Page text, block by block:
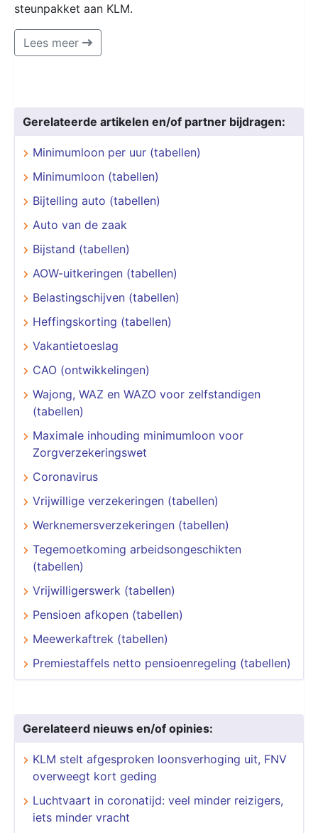
steunpakket aan KLM.
Lees meer
Gerelateerde artikelen en/of partner bijdragen:
Minimumloon per uur (tabellen)
Minimumloon (tabellen)
Bijtelling auto (tabellen)
Auto van de zaak
Bijstand (tabellen)
AOW-uitkeringen (tabellen)
Belastingschijven (tabellen)
Heffingskorting (tabellen)
Vakantietoeslag
CAO (ontwikkelingen)
Wajong, WAZ en WAZO voor zelfstandigen
(tabellen)
Maximale inhouding minimumloon voor
Zorgverzekeringswet
Coronavirus
Vrijwillige verzekeringen (tabellen)
Werknemersverzekeringen (tabellen)
Tegemoetkoming arbeidsongeschikten
(tabellen)
Vrijwilligerswerk (tabellen)
Pensioen afkopen (tabellen)
Meewerkaftrek (tabellen)
Premiestaffels netto pensioenregeling (tabellen)
Gerelateerd nieuws en/of opinies:
KLM stelt afgesproken loonsverhoging uit, FNV
overweegt kort geding
Luchtvaart in coronatijd: veel minder reizigers,
iets minder vracht